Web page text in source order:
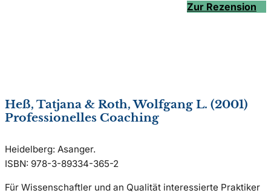
Zur Rezension
Heß, Tatjana & Roth, Wolfgang L. (2001)
Professionelles Coaching
Heidelberg: Asanger.
ISBN: 978-3-89334-365-2
Für Wissenschaftler und an Qualität interessierte Praktiker